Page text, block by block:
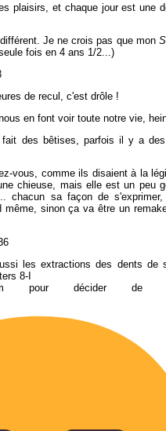
plaisirs, et chaque jour est une
Je ne crois pas que mon
fois en 4 ans 1/2...)
de recul, c'est drôle !
en font voir toute notre vie,
fait des bêtises, parfois il y a
vous, comme ils disaient à la
chieuse, mais elle est un peu
chacun sa façon de
même, sinon ça va être un
les extractions des dents de
8-I
pour décider de